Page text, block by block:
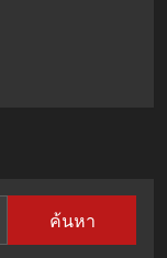
ค้นหา